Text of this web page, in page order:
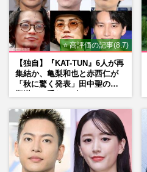
⭐ 高評価の記事(8.7)
【独自】『KAT-TUN』6人が再
集結か、亀梨和也と赤西仁が
「秋に驚く発表」田中聖の刑